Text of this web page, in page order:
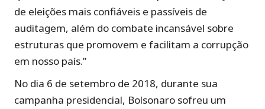
de eleições mais confiáveis e passíveis de
auditagem, além do combate incansável sobre
estruturas que promovem e facilitam a corrupção
em nosso país.”
No dia 6 de setembro de 2018, durante sua
campanha presidencial, Bolsonaro sofreu um